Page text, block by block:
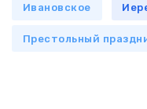
Ивановское
Престольный